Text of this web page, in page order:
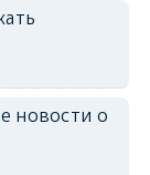
новости о